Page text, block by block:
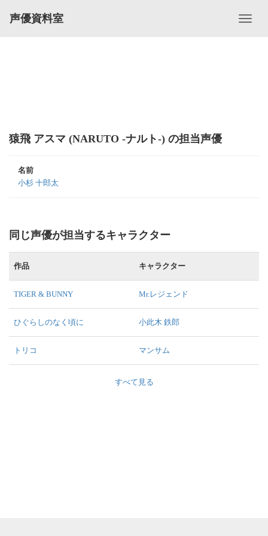
声優資料室
猿飛 アスマ (NARUTO -ナルト-) の担当声優
名前
小杉 十郎太
同じ声優が担当するキャラクター
作品 キャラクター
TIGER & BUNNY Mr.レジェンド
ひぐらしのなく頃に 小此木 鉄郎
トリコ マンサム
すべて見る